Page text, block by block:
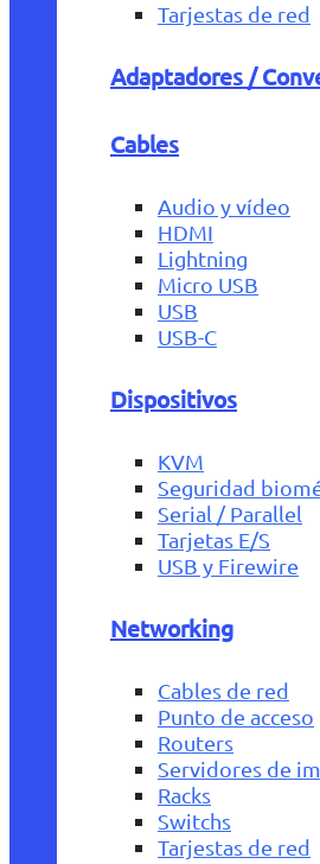
Tarjestas de red
Adaptadores /
Cables
Audio y vídeo
HDMI
Lightning
Micro USB
USB
USB-C
Dispositivos
KVM
Seguridad
Serial / Parallel
Tarjetas E/S
USB y Firewire
Networking
Cables de red
Punto de acceso
Routers
Servidores de
Racks
Switchs
Tarjestas de red